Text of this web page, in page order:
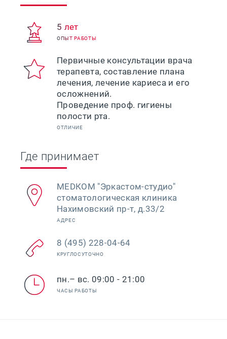
5 лет
ОПЫТ РАБОТЫ
Первичные консультации врача
терапевта, составление плана
лечения, лечение кариеса и его
осложнений.
Проведение проф. гигиены
ОТЛИЧИЕ
Где принимает
МЕDКОМ "Эркастом-студио"
стоматологическая клиника
Нахимовский пр-т, д.33/2
АДРЕС
8 (495) 228-04-64
КРУГЛОСУТОЧНО
пн.– вс. 09:00 - 21:00
ЧАСЫ РАБОТЫ